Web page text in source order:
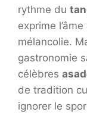
rythme du
exprime
mélancolie.
gastronomie
célèbres
de tradition
ignorer le